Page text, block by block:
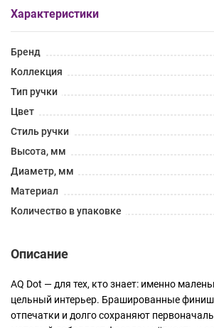
Характеристики
Бренд
Коллекция
Тип ручки
Цвет
Стиль ручки
Высота, мм
Диаметр, мм
Материал
Количество в упаковке
Описание
AQ Dot — для тех, кто знает: именно
цельный интерьер. Брашированные
отпечатки и долго сохраняют